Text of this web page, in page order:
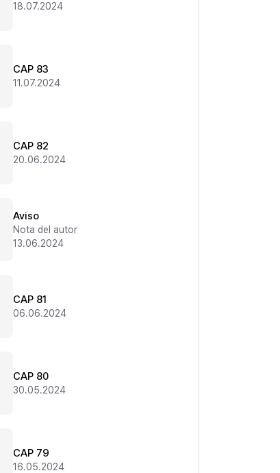
18.07.2024
CAP 83
11.07.2024
CAP 82
20.06.2024
Aviso
Nota del autor
13.06.2024
CAP 81
06.06.2024
CAP 80
30.05.2024
CAP 79
16.05.2024